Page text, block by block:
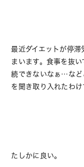
最近ダイエットが停滞
まいます。食事を抜
続できないなぁ…など
を聞き取り入れたわけ
たしかに良い。